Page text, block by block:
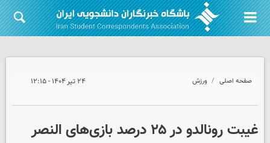
صفحه اصلی ورزش ۲۴ تیر ۱۴۰۴ - ۱۲:۱۵
غیبت رونالدو در ۲۵ درصد بازی‌های النصر